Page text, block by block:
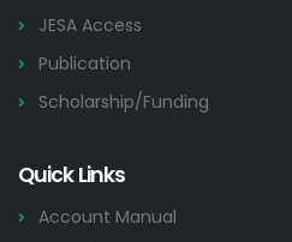
JESA Access
Publication
Scholarship/Funding
Quick Links
Account Manual